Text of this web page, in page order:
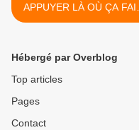
APPUYER LÀ OÙ ÇA FAIT
MAL » - du 27 avril 2017
Hébergé par Overblog
Top articles
Pages
Contact